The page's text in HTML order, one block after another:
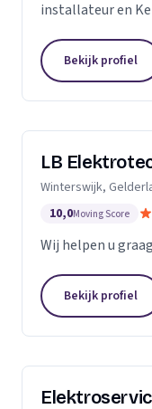
installateur en
Utrecht.Bekijk profiel
LB
Winterswijk,
10,0Moving Score
Wij helpen u
Bekijk profiel